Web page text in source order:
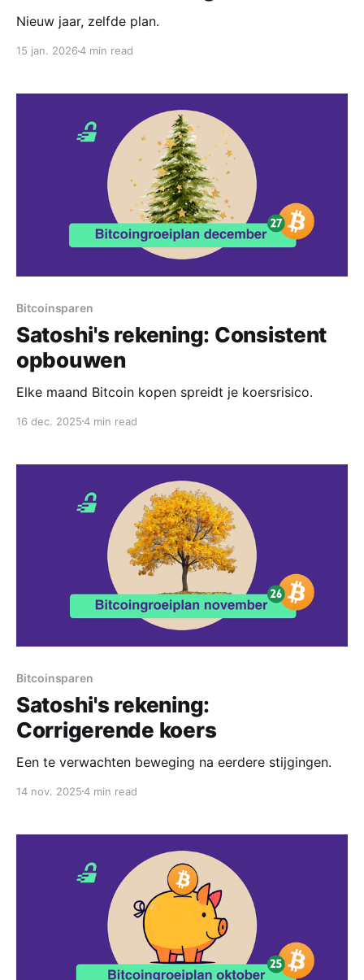
Nieuw jaar, zelfde plan.
15 jan. 20264 min read
Bitcoinsparen
Satoshi's rekening: Consistent
opbouwen
Elke maand Bitcoin kopen spreidt je koersrisico.
16 dec. 20254 min read
Bitcoinsparen
Satoshi's rekening:
Corrigerende koers
Een te verwachten beweging na eerdere stijgingen.
14 nov. 20254 min read